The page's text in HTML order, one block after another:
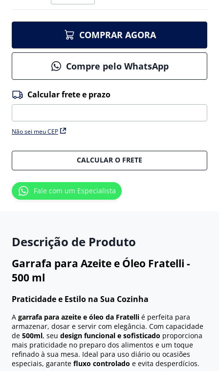
COMPRAR AGORA
Compre pelo WhatsApp
Não sei meu CEP
CALCULAR O FRETE
Fale com um Especialista
Descrição de Produto
Garrafa para Azeite e Óleo Fratelli -
500 ml
Praticidade e Estilo na Sua Cozinha
A garrafa para azeite e óleo da Fratelli é perfeita para
armazenar, dosar e servir com elegância. Com capacidade
de 500ml, seu design funcional e sofisticado proporciona
mais praticidade no preparo dos alimentos e um toque
refinado à sua mesa. Ideal para uso diário ou ocasiões
especiais, garante fluxo controlado e evita desperdícios.